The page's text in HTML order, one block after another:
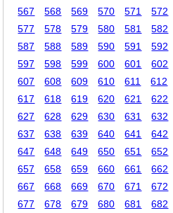
567
568 569 570 571 572
577
578 579 580 581 582
587
588 589 590 591 592
597
598 599 600 601 602
607
608 609 610 611 612
617
618 619 620 621 622
627
628 629 630 631 632
637
638 639 640 641 642
647
648 649 650 651 652
657
658 659 660 661 662
667
668 669 670 671 672
677
678 679 680 681 682